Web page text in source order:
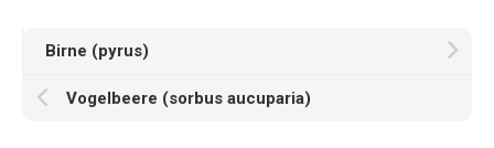
Birne (pyrus)
Vogelbeere (sorbus aucuparia)